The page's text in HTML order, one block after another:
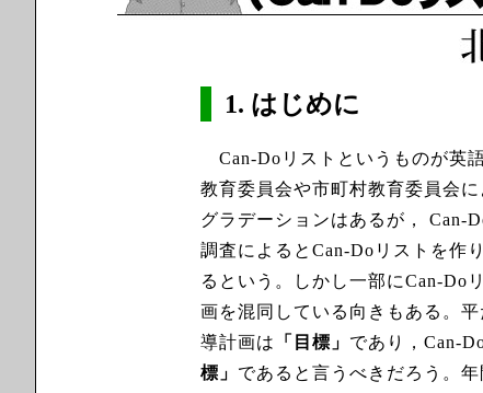
1. はじめに
Can-Doリストというものが英
教育委員会や市町村教育委員会
グラデーションはあるが， Can-
調査によるとCan-Doリストを作
るという。
しかし一部にCan-Do
画を混同している向きもある。
導計画は
「目標」 であり，Can-
標」 であると言うべきだろう。